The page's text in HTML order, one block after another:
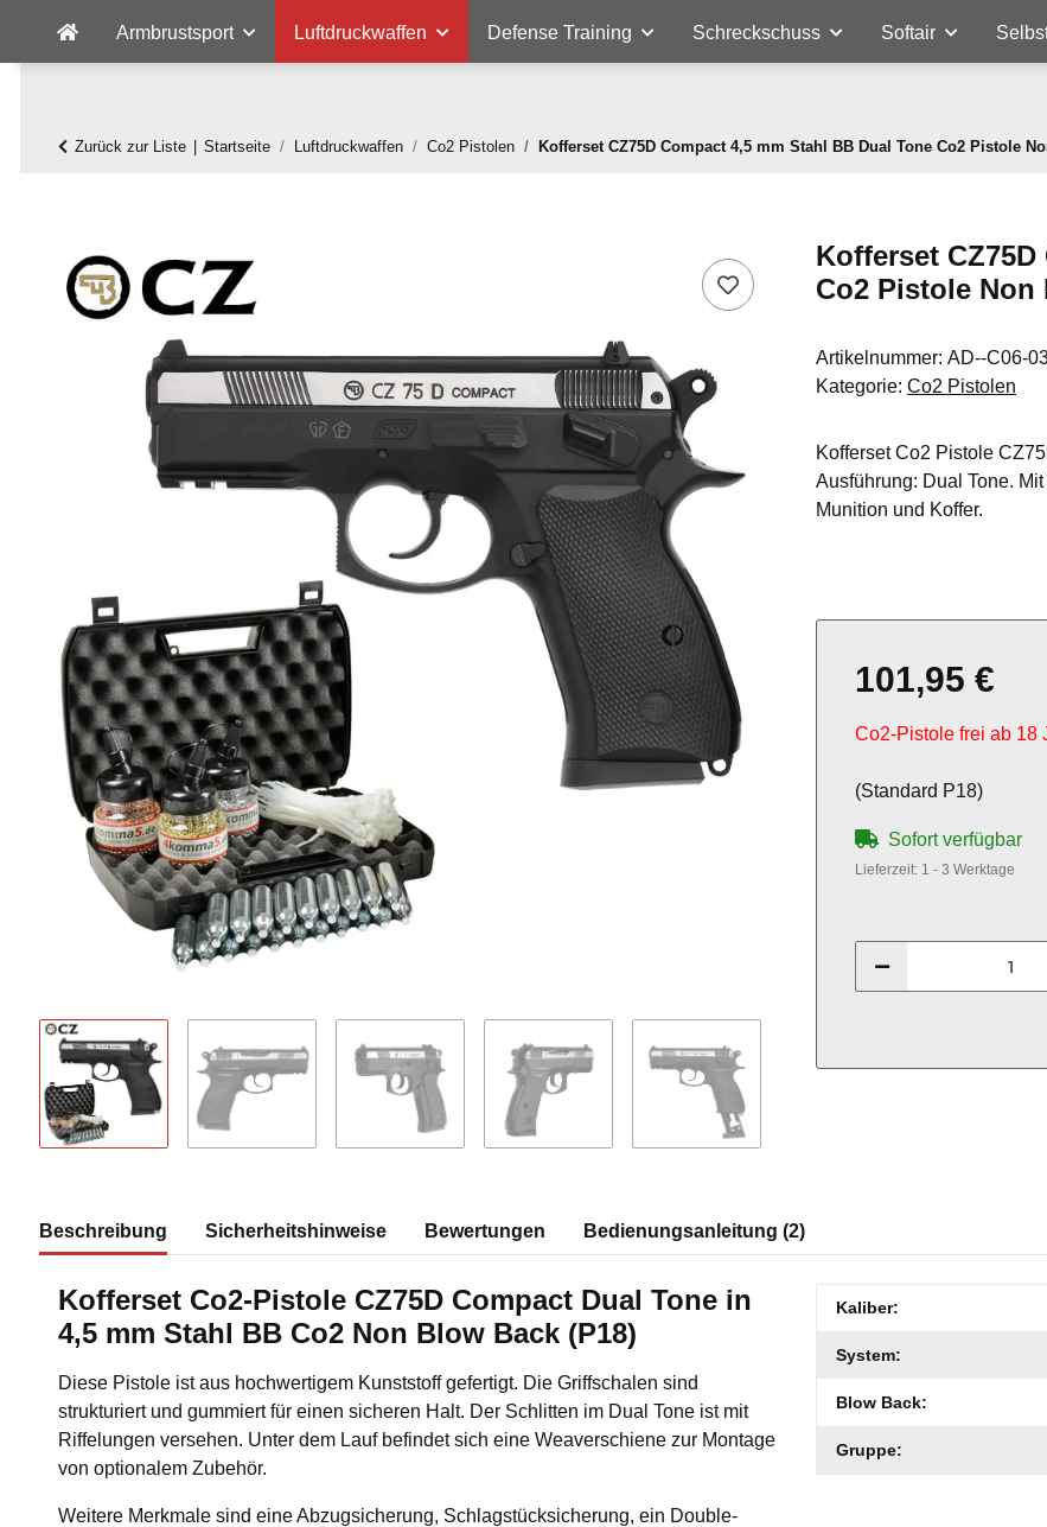
Armbrustsport Luftdruckwaffen Defense Training Schreckschuss Softair
Zurück zur Liste Startseite Luftdruckwaffen Co2 Pistolen Kofferset CZ75D Compact 4,5 mm Stahl BB Dual Tone Co2 Pistole
Kofferset
Co2 Pistole Non
Artikelnummer: AD--C06-
Kategorie: Co2 Pistolen
Kofferset Co2 Pistole
Ausführung: Dual Tone.
Munition und Koffer.
101,95 €
Co2-Pistole frei ab 18
(Standard P18)
Sofort verfügbar
Lieferzeit: 1 - 3 Werktage
Beschreibung Sicherheitshinweise Bewertungen Bedienungsanleitung (2)
Kofferset Co2-Pistole CZ75D Compact Dual Tone in
4,5 mm Stahl BB Co2 Non Blow Back (P18)
Diese Pistole ist aus hochwertigem Kunststoff gefertigt. Die Griffschalen sind
strukturiert und gummiert für einen sicheren Halt. Der Schlitten im Dual Tone ist mit
Riffelungen versehen. Unter dem Lauf befindet sich eine Weaverschiene zur Montage
von optionalem Zubehör.
Weitere Merkmale sind eine Abzugsicherung, Schlagstücksicherung, ein Double-
Produkteigenschaft
Wert
Kaliber:
System:
Blow Back:
Gruppe: